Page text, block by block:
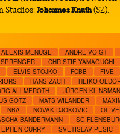
Studios:Johannes Knuth(SZ).
ALEXIS MENUGE
ANDRÉ VOIGT
CHRISTIE YAMAGUCHI
ELVIS STOJKO FCBB
FIVE
HANS ZACH
HEIKO
ALLMEROTH
JÜRGEN
GÖTZ MATS WILANDER
NBA NOVAK DJOKOVIC
BANDERMANN
SG
CURRY
SVETISLAV PESIC